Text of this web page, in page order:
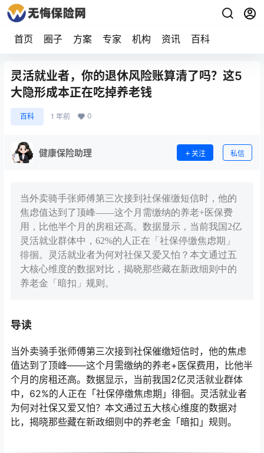
首页 圈子 方案 专家 机构 资讯 百科
灵活就业者，你的退休风险账算清了吗？这5
大隐形成本正在吃掉养老钱
百科 1 年前 0
健康保险助理 关注 私信
当外卖骑手张师傅第三次接到社保催缴短信时，他的
焦虑值达到了顶峰——这个月需缴纳的养老+医保费
用，比他半个月的房租还高。数据显示，当前我国2亿
灵活就业群体中，62%的人正在「社保停缴焦虑期」
徘徊。灵活就业者为何对社保又爱又怕？本文通过五
大核心维度的数据对比，揭晓那些藏在新政细则中的
养老金「暗扣」规则。
导读
当外卖骑手张师傅第三次接到社保催缴短信时，他的焦虑
值达到了顶峰——这个月需缴纳的养老+医保费用，比他半
个月的房租还高。数据显示，当前我国2亿灵活就业群体
中，62%的人正在「社保停缴焦虑期」徘徊。灵活就业者
为何对社保又爱又怕？本文通过五大核心维度的数据对
比，揭晓那些藏在新政细则中的养老金「暗扣」规则。